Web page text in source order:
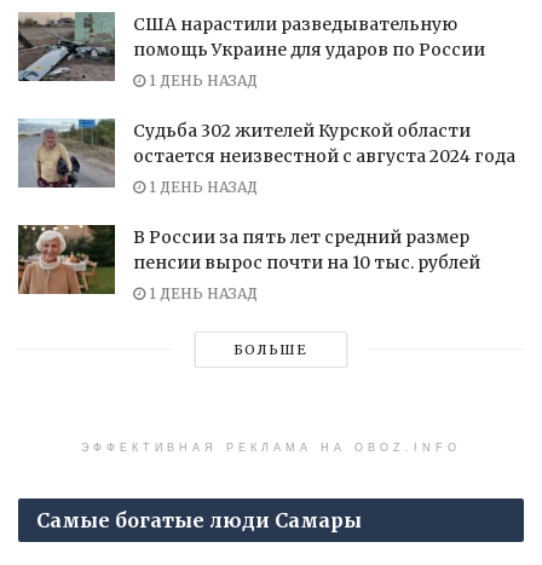
США нарастили разведывательную
помощь Украине для ударов по России
1 ДЕНЬ НАЗАД
Судьба 302 жителей Курской области
остается неизвестной с августа 2024 года
1 ДЕНЬ НАЗАД
В России за пять лет средний размер
пенсии вырос почти на 10 тыс. рублей
1 ДЕНЬ НАЗАД
БОЛЬШЕ
ЭФФЕКТИВНАЯ РЕКЛАМА НА OBOZ.INFO
Самые богатые люди Самары